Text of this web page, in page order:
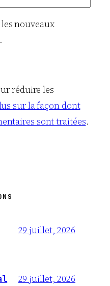
nouveaux
réduire les
sur la façon dont
sont traitées.
29 juillet, 2026
29 juillet, 2026